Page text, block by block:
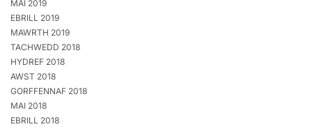
MAI 2019
EBRILL 2019
MAWRTH 2019
TACHWEDD 2018
HYDREF 2018
AWST 2018
GORFFENNAF 2018
MAI 2018
EBRILL 2018